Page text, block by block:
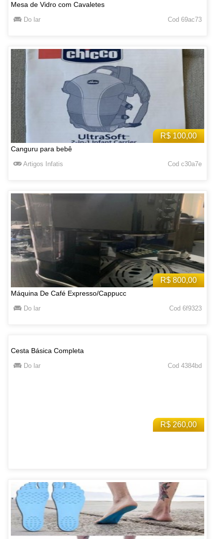
Mesa de Vidro com Cavaletes
Do lar Cod 69ac73
R$ 100,00
Canguru para bebê
Artigos Infatis Cod c30a7e
R$ 800,00
Máquina De Café Expresso/Cappucc
Do lar Cod 6f9323
R$ 260,00
Cesta Básica Completa
Do lar Cod 4384bd